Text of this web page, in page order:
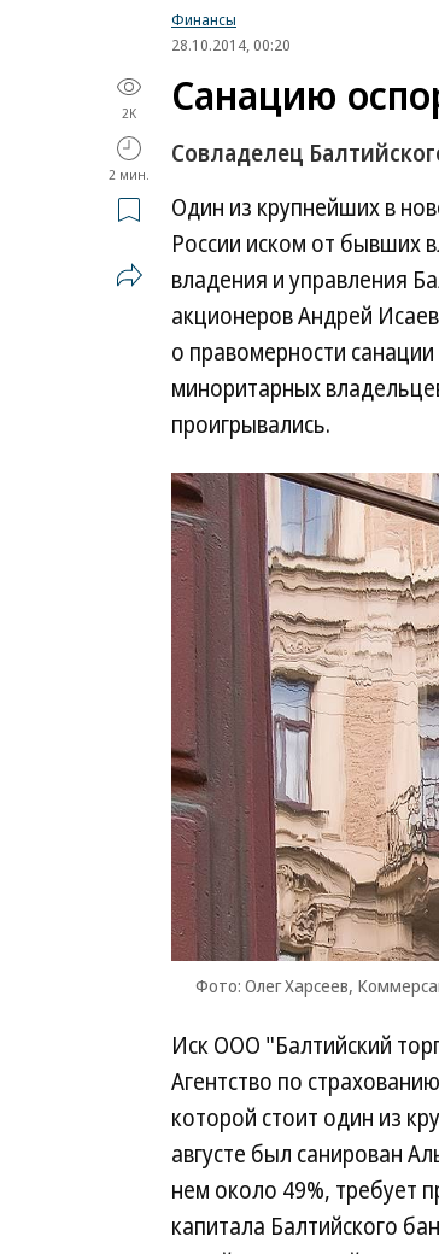
Финансы
28.10.2014, 00:20
2K
2 мин.
Санацию
Совладелец
Один из крупнейших в
России иском от бывших
владения и управления
акционеров Андрей
о правомерности
миноритарных
проигрывались.
Фото: Олег Харсеев,
Иск ООО "Балтийский
Агентство по
которой стоит один из
августе был санирован
нем около 49%, требует
капитала Балтийского